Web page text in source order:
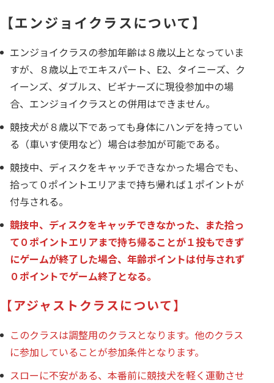
【エンジョイクラスについて】
エンジョイクラスの参加年齢は８歳以上となっていま
すが、８歳以上でエキスパート、E2、タイニーズ、ク
イーンズ、ダブルス、ビギナーズに現役参加中の場
合、エンジョイクラスとの併用はできません。
競技犬が８歳以下であっても身体にハンデを持ってい
る（車いす使用など）場合は参加が可能である。
競技中、ディスクをキャッチできなかった場合でも、
拾って０ポイントエリアまで持ち帰れば１ポイントが
付与される。
競技中、ディスクをキャッチできなかった、また拾っ
て０ポイントエリアまで持ち帰ることが１投もできず
にゲームが終了した場合、年齢ポイントは付与されず
０ポイントでゲーム終了となる。
【アジャストクラスについて】
このクラスは調整用のクラスとなります。他のクラス
に参加していることが参加条件となります。
スローに不安がある、本番前に競技犬を軽く運動させ